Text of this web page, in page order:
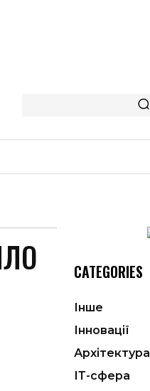
CATEGORIES
Інше
Інновації
Архітектура
ІТ-сфера